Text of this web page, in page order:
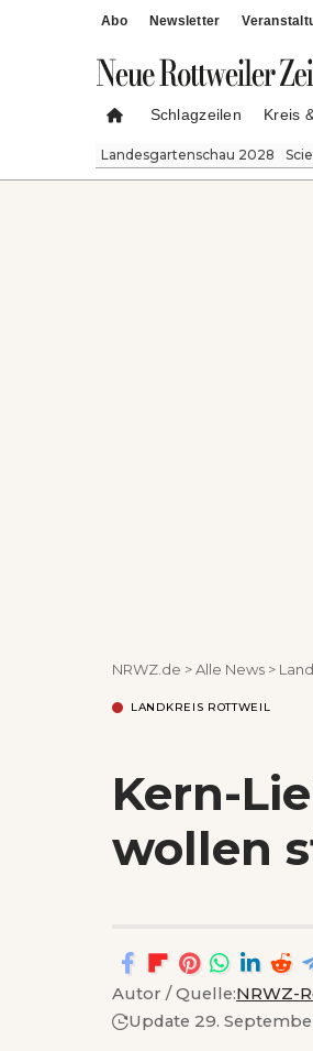
Abo Newsletter
Schlagzeilen Kreis
Landesgartenschau 2028
NRWZ.de >Alle News >
LANDKREIS ROTTWEIL
Kern-
wollen
Autor / Quelle:NRWZ-
Update 29.